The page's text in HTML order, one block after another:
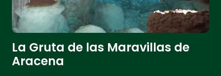
La Gruta de las Maravillas de
Aracena